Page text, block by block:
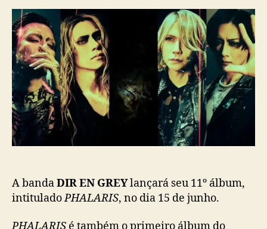
r
d
o
p
o
s
t
d
i
c
I
R
E
N
G
R
E
Y
a
n
u
i
a
1
A bandaDIR EN GREYlançará seu 11º álbum,
intituladoPHALARIS, no dia 15 de junho.